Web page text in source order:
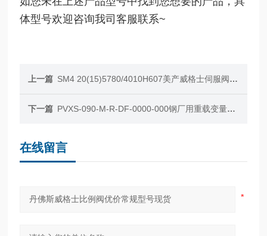
体型号欢迎咨询我司客服联系~
上一篇 SM4 20(15)5780/4010H607美产威格士伺服阀SM4系列现货
下一篇 PVXS-090-M-R-DF-0000-000钢厂用重载变量柱塞泵现货
在线留言